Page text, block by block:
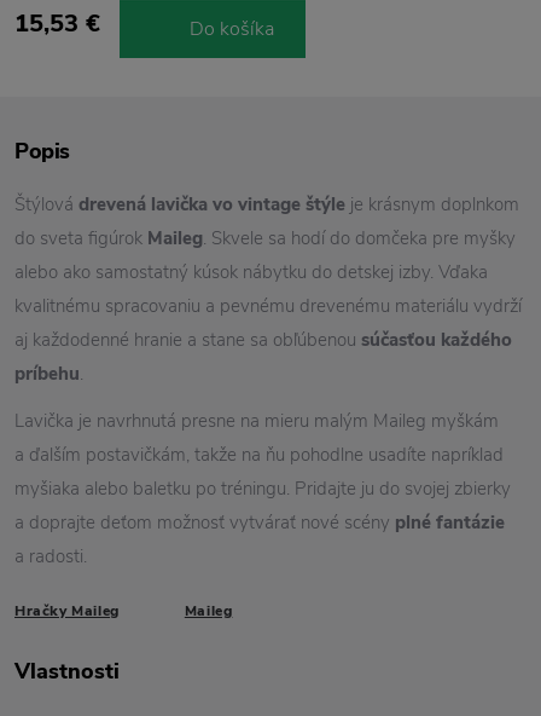
15,53 € Do košíka
Popis
Štýlová drevená lavička vo vintage štýle je krásnym doplnkom
do sveta figúrok Maileg. Skvele sa hodí do domčeka pre myšky
alebo ako samostatný kúsok nábytku do detskej izby. Vďaka
kvalitnému spracovaniu a pevnému drevenému materiálu vydrží
aj každodenné hranie a stane sa obľúbenou súčasťou každého
príbehu.
Lavička je navrhnutá presne na mieru malým Maileg myškám
a ďalším postavičkám, takže na ňu pohodlne usadíte napríklad
myšiaka alebo baletku po tréningu. Pridajte ju do svojej zbierky
a doprajte deťom možnosť vytvárať nové scény plné fantázie
a radosti.
Hračky Maileg Maileg
Vlastnosti